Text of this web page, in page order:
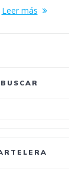
Leer más
BUSCAR